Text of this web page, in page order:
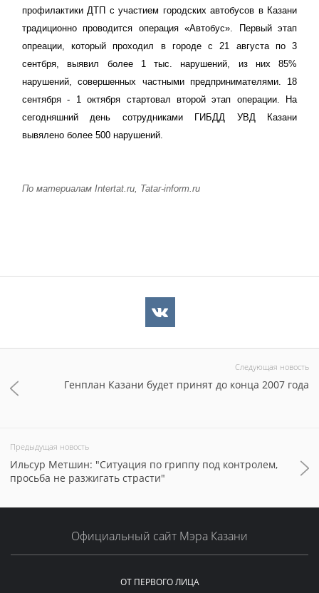
профилактики ДТП с участием городских автобусов в Казани
традиционно проводится операция «Автобус». Первый этап
опреации, который проходил в городе с 21 августа по 3
сентбря, выявил более 1 тыс. нарушений, из них 85%
нарушений, совершенных частными предпринимателями. 18
сентября - 1 октября стартовал второй этап операции. На
сегодняшний день сотрудниками ГИБДД УВД Казани
вывялено более 500 нарушений.
По материалам Intertat.ru, Tatar-inform.ru
Следующая новость
Генплан Казани будет принят до конца 2007 года
Предыдущая новость
Ильсур Метшин: "Ситуация по гриппу под контролем,
просьба не разжигать страсти"
Официальный сайт Мэра Казани
ОТ ПЕРВОГО ЛИЦА